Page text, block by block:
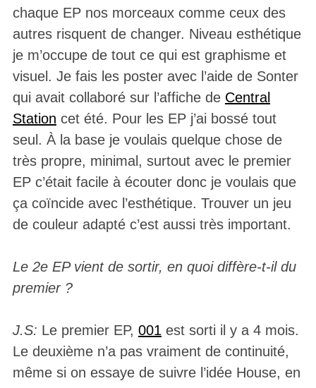
chaque EP nos morceaux comme ceux des
autres risquent de changer. Niveau esthétique
je m’occupe de tout ce qui est graphisme et
visuel. Je fais les poster avec l’aide de Sonter
qui avait collaboré sur l’affiche de Central
Station cet été. Pour les EP j’ai bossé tout
seul. À la base je voulais quelque chose de
très propre, minimal, surtout avec le premier
EP c’était facile à écouter donc je voulais que
ça coïncide avec l’esthétique. Trouver un jeu
de couleur adapté c’est aussi très important.
Le 2e EP vient de sortir, en quoi diffère-t-il du
premier ?
J.S: Le premier EP, 001 est sorti il y a 4 mois.
Le deuxième n’a pas vraiment de continuité,
même si on essaye de suivre l’idée House, en